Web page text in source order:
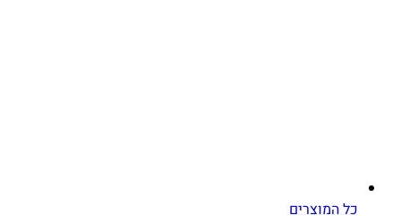
כל המוצרים